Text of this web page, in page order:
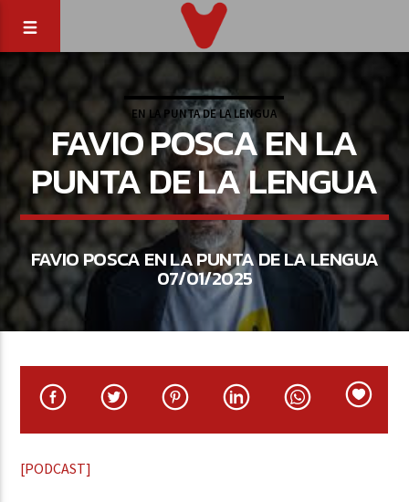
EN LA PUNTA DE LA LENGUA
FAVIO POSCA EN LA
PUNTA DE LA LENGUA
FAVIO POSCA EN LA PUNTA DE LA LENGUA
07/01/2025
[PODCAST]